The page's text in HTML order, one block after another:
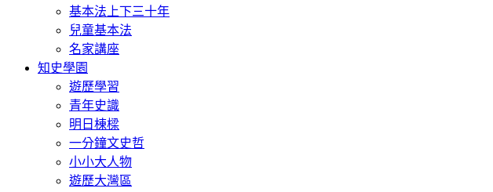
基本法上下三十年
兒童基本法
名家講座
知史學園
遊歷學習
青年史識
明日棟樑
一分鐘文史哲
小小大人物
遊歷大灣區